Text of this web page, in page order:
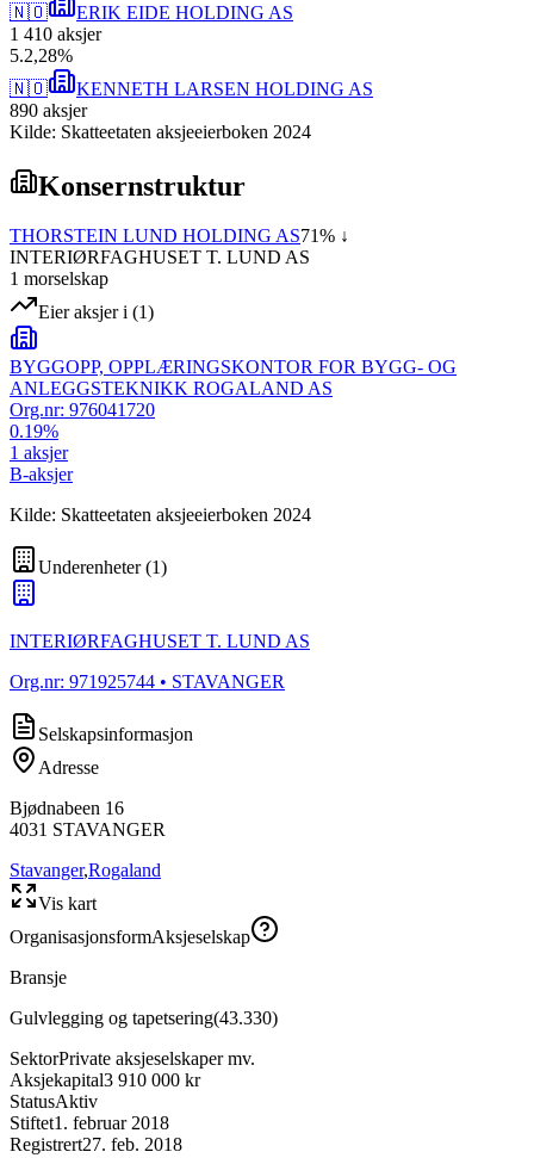
🇳🇴
ERIK EIDE HOLDING AS
1 410 aksjer
5.2,28%
🇳🇴
KENNETH LARSEN HOLDING AS
890 aksjer
Kilde: Skatteetaten aksjeeierboken 2024
Konsernstruktur
THORSTEIN LUND HOLDING AS71% ↓
INTERIØRFAGHUSET T. LUND AS
1 morselskap
Eier aksjer i (1)
BYGGOPP, OPPLÆRINGSKONTOR FOR BYGG- OG
ANLEGGSTEKNIKK ROGALAND AS
Org.nr: 976041720
0.19%
1 aksjer
B-aksjer
Kilde: Skatteetaten aksjeeierboken 2024
Underenheter(1)
INTERIØRFAGHUSET T. LUND AS
Org.nr: 971925744 • STAVANGER
Selskapsinformasjon
Adresse
Bjødnabeen 16
4031 STAVANGER
Stavanger,Rogaland
Vis kart
OrganisasjonsformAksjeselskap
Bransje
Gulvlegging og tapetsering(43.330)
SektorPrivate aksjeselskaper mv.
Aksjekapital3 910 000 kr
StatusAktiv
Stiftet1. februar 2018
Registrert27. feb. 2018